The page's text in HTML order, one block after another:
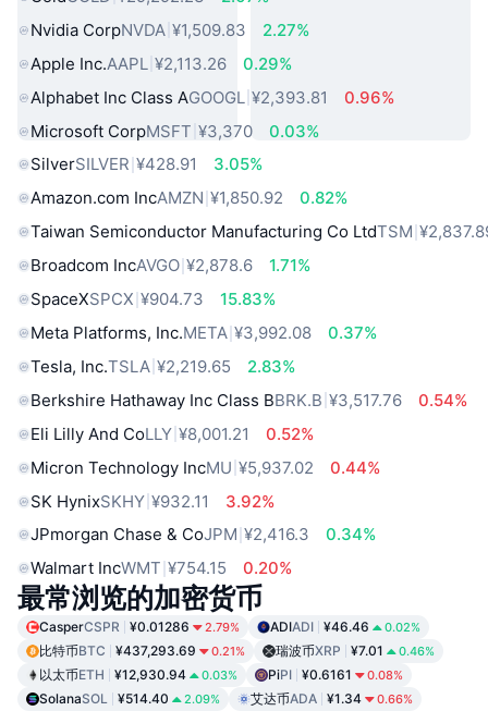
Nvidia CorpNVDA ¥1,509.83
2.27%
Apple Inc.AAPL ¥2,113.26
0.29%
Alphabet Inc Class AGOOGL ¥2,393.81
0.96%
Microsoft CorpMSFT ¥3,370
0.03%
SilverSILVER ¥428.91
3.05%
Amazon.com IncAMZN ¥1,850.92
0.82%
Taiwan Semiconductor Manufacturing Co LtdTSM
Broadcom IncAVGO ¥2,878.6
1.71%
SpaceXSPCX ¥904.73
15.83%
Meta Platforms, Inc.META ¥3,992.08
0.37%
Tesla, Inc.TSLA ¥2,219.65
2.83%
Berkshire Hathaway Inc Class BBRK.B ¥3,517.76
0.54%
Eli Lilly And CoLLY ¥8,001.21
0.52%
Micron Technology IncMU ¥5,937.02
0.44%
SK HynixSKHY ¥932.11
3.92%
JPmorgan Chase & CoJPM ¥2,416.3
0.34%
Walmart IncWMT ¥754.15 0.20%
最常浏览的加密货币
CasperCSPR ¥0.01286 2.79% ADIADI ¥46.46 0.02%
比特币BTC ¥437,293.69 0.21% 瑞波币XRP ¥7.01 0.46%
以太币ETH ¥12,930.94 0.03% PiPI ¥0.6161 0.08%
SolanaSOL ¥514.40 2.09% 艾达币ADA ¥1.34 0.66%